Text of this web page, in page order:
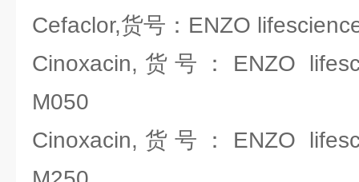
Cefaclor,货号：ENZO
Cinoxacin,货号：ENZO
M050
Cinoxacin,货号：ENZO